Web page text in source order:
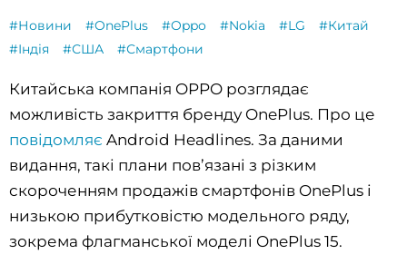
#Новини #OnePlus #Oppo #Nokia #LG
#Китай
#Індія
#США #Смартфони
Китайська компанія OPPO розглядає
можливість закриття бренду OnePlus. Про це
повідомляє Android Headlines. За даними
видання, такі плани пов’язані з різким
скороченням продажів смартфонів OnePlus і
низькою прибутковістю модельного ряду,
зокрема флагманської моделі OnePlus 15.